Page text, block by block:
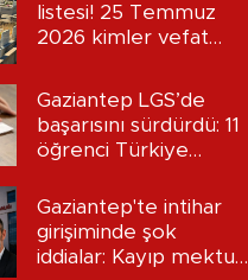
listesi! 25 Temmuz
2026 kimler vefat
Gaziantep LGS’de
başarısını sürdürdü: 11
öğrenci Türkiye
Gaziantep'te intihar
girişiminde şok
iddialar: Kayıp mektup